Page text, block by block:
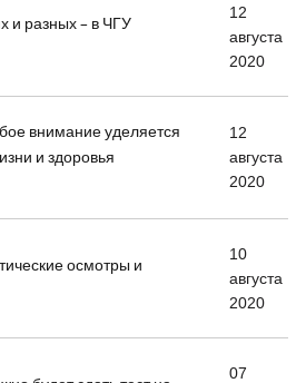
и разных – в ЧГУ
12
августа
2020
внимание уделяется
и здоровья
12
августа
2020
осмотры и
10
августа
2020
07